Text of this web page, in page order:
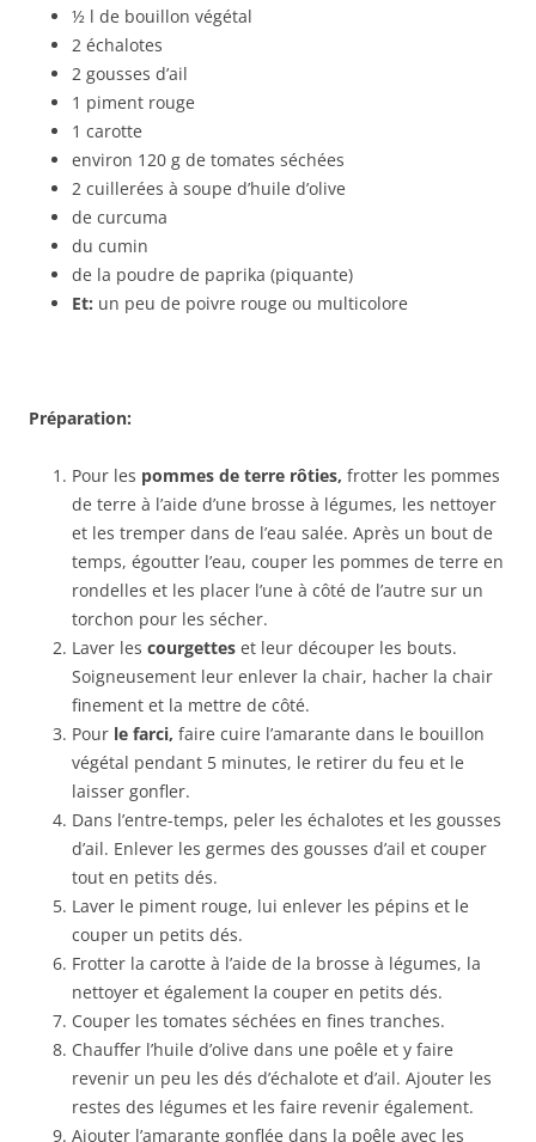
½ l de bouillon végétal
2 échalotes
2 gousses d’ail
1 piment rouge
1 carotte
environ 120 g de tomates séchées
2 cuillerées à soupe d’huile d’olive
de curcuma
du cumin
de la poudre de paprika (piquante)
Et: un peu de poivre rouge ou multicolore
Préparation:
Pour les pommes de terre rôties, frotter les pommes
de terre à l’aide d’une brosse à légumes, les nettoyer
et les tremper dans de l’eau salée. Après un bout de
temps, égoutter l’eau, couper les pommes de terre en
rondelles et les placer l’une à côté de l’autre sur un
torchon pour les sécher.
Laver les courgettes et leur découper les bouts.
Soigneusement leur enlever la chair, hacher la chair
finement et la mettre de côté.
Pour le farci, faire cuire l’amarante dans le bouillon
végétal pendant 5 minutes, le retirer du feu et le
laisser gonfler.
Dans l’entre-temps, peler les échalotes et les gousses
d’ail. Enlever les germes des gousses d’ail et couper
tout en petits dés.
Laver le piment rouge, lui enlever les pépins et le
couper un petits dés.
Frotter la carotte à l’aide de la brosse à légumes, la
nettoyer et également la couper en petits dés.
Couper les tomates séchées en fines tranches.
Chauffer l’huile d’olive dans une poêle et y faire
revenir un peu les dés d’échalote et d’ail. Ajouter les
restes des légumes et les faire revenir également.
Ajouter l’amarante gonflée dans la poêle avec les